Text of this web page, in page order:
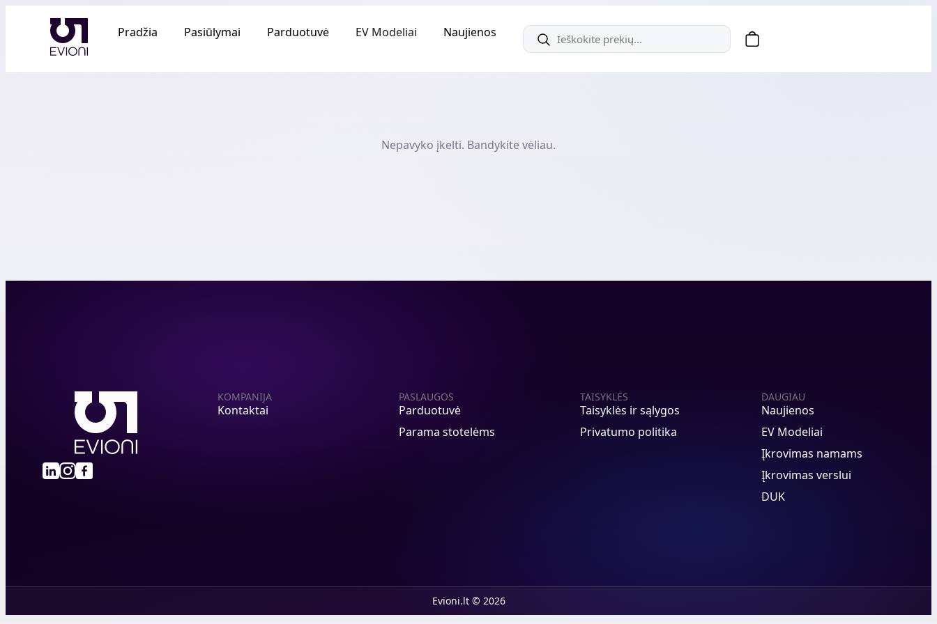
Pradžia Pasiūlymai Parduotuvė EV Modeliai Naujienos
Nepavyko įkelti. Bandykite vėliau.
KOMPANIJA
Kontaktai
PASLAUGOS
Parduotuvė
Parama stotelėms
TAISYKLĖS
Taisyklės ir sąlygos
Privatumo politika
DAUGIAU
Naujienos
EV Modeliai
Įkrovimas namams
Įkrovimas verslui
DUK
Evioni.lt © 2026